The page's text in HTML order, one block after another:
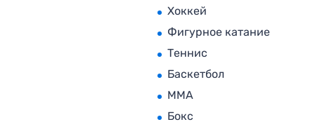
Хоккей
Фигурное катание
Теннис
Баскетбол
MMA
Бокс